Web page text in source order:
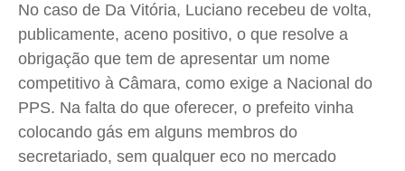
Privacidade
Privacidade
Privacidade
Privacidade
No caso de Da Vitória, Luciano recebeu de volta,
publicamente, aceno positivo, o que resolve a
obrigação que tem de apresentar um nome
competitivo à Câmara, como exige a Nacional do
PPS. Na falta do que oferecer, o prefeito vinha
colocando gás em alguns membros do
secretariado, sem qualquer eco no mercado